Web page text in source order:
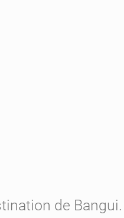
de Bangui.